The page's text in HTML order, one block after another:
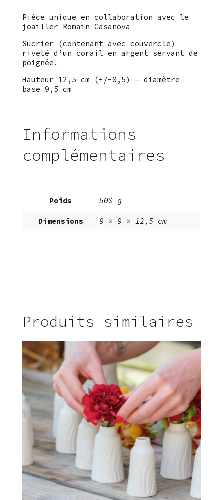
Pièce unique en collaboration avec le
joailler Romain Casanova
Sucrier (contenant avec couvercle)
riveté d’un corail en argent servant de
poignée.
Hauteur 12,5 cm (+/-0,5) – diamètre
base 9,5 cm
Informations
complémentaires
Poids 500 g
Dimensions 9 × 9 × 12,5 cm
Produits similaires